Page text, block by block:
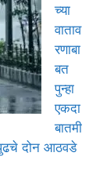
च्या
वाताव
रणाबा
बत
पुन्हा
एकदा
बातमी
दोन आठवडे